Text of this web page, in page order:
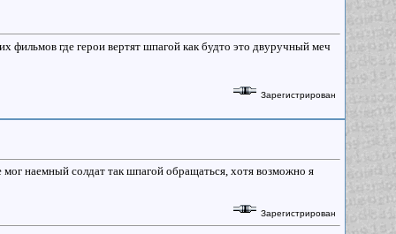
фильмов где герои вертят шпагой как будто это двуручный меч
Зарегистрирован
наемный солдат так шпагой обращаться, хотя возможно я
Зарегистрирован